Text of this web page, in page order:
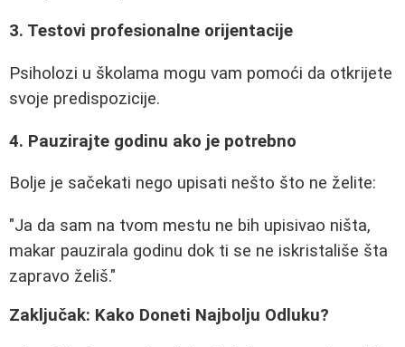
3. Testovi profesionalne orijentacije
Psiholozi u školama mogu vam pomoći da otkrijete
svoje predispozicije.
4. Pauzirajte godinu ako je potrebno
Bolje je sačekati nego upisati nešto što ne želite:
"Ja da sam na tvom mestu ne bih upisivao ništa,
makar pauzirala godinu dok ti se ne iskristališe šta
zapravo želiš."
Zaključak: Kako Doneti Najbolju Odluku?